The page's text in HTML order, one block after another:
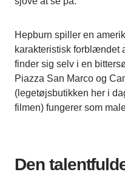
Hepburn spiller en
karakteristisk forblændet
finder sig selv i en
Piazza San Marco og
(legetøjsbutikken her i
filmen) fungerer som
Den